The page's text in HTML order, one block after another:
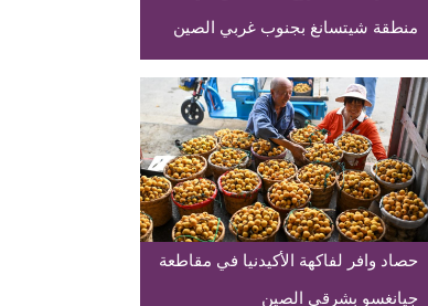
منطقة شيتسانغ بجنوب غربي الصين
حصاد وافر لفاكهة الأكيدنيا في مقاطعة
جيانغسو بشرقي الصين